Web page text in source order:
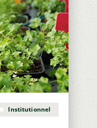
Institutionnel